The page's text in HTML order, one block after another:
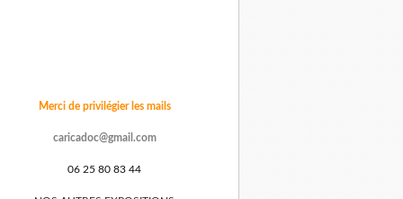
Merci de privilégier les mails
caricadoc@gmail.com
06 25 80 83 44